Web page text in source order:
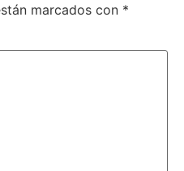
marcados con *